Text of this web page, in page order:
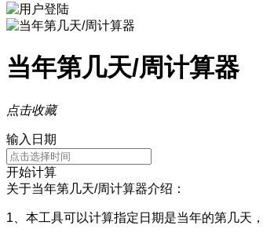
当年第几天/周计算器
点击收藏
输入日期
开始计算
关于当年第几天/周计算器介绍：
1、本工具可以计算指定日期是当年的第几天